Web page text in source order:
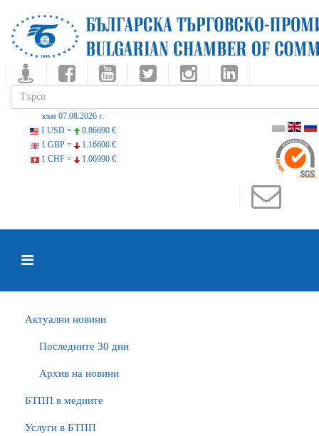
към 07.08.2026 г.
1 USD =
0.86690 €
1 GBP =
1.16600 €
1 CHF =
1.06990 €
Актуални новини
Последните 30 дни
Архив на новини
БTПП в медиите
Услуги в БТПП